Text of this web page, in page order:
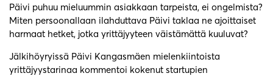
Päivi puhuu mieluummin asiakkaan tarpeista, ei ongelmista?
Miten persoonallaan ilahduttava Päivi taklaa ne ajoittaiset
harmaat hetket, jotka yrittäjyyteen väistämättä kuuluvat?
Jälkihöyryissä Päivi Kangasmäen mielenkiintoista
yrittäjyystarinaa kommentoi kokenut startupien